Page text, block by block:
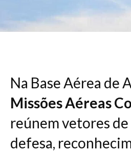
Na Base Aérea de
Missões Aéreas
reúnem vetores
defesa,